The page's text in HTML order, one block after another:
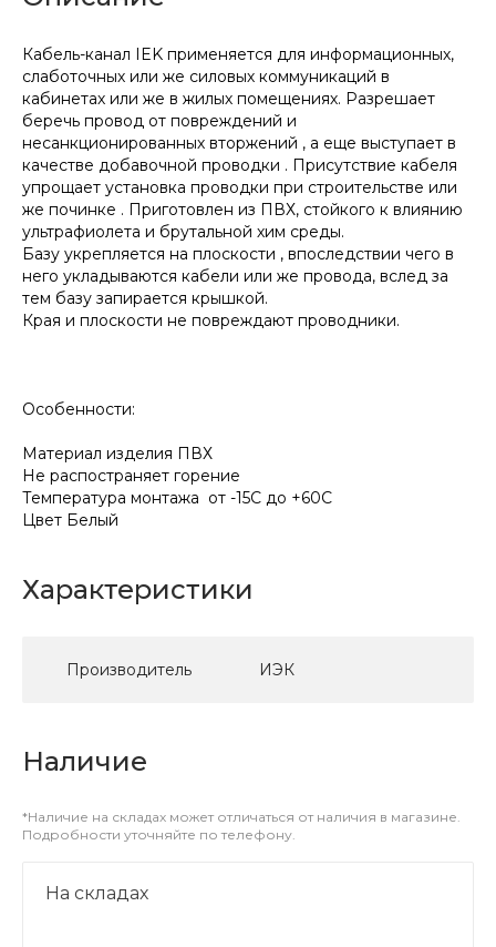
Кабель-канал IEK применяется для информационных,
слаботочных или же силовых коммуникаций в
кабинетах или же в жилых помещениях. Разрешает
беречь провод от повреждений и
несанкционированных вторжений , а еще выступает в
качестве добавочной проводки . Присутствие кабеля
упрощает установка проводки при строительстве или
же починке . Приготовлен из ПВХ, стойкого к влиянию
ультрафиолета и брутальной хим среды.
Базу укрепляется на плоскости , впоследствии чего в
него укладываются кабели или же провода, вслед за
тем базу запирается крышкой.
Края и плоскости не повреждают проводники.
Особенности:
Материал изделия ПВХ
Не распостраняет горение
Температура монтажа от -15C до +60C
Цвет Белый
Характеристики
Производитель ИЭК
Наличие
*Наличие на складах может отличаться от наличия в магазине.
Подробности уточняйте по телефону.
На складах